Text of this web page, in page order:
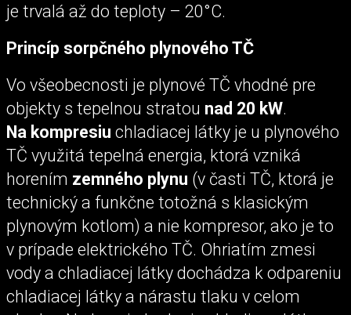
je trvalá až do teploty – 20°C.
Princíp sorpčného plynového TČ
Vo všeobecnosti je plynové TČ vhodné pre
objekty s tepelnou stratou nad 20 kW.
Na kompresiu chladiacej látky je u plynového
TČ využitá tepelná energia, ktorá vzniká
horením zemného plynu (v časti TČ, ktorá je
technický a funkčne totožná s klasickým
plynovým kotlom) a nie kompresor, ako je to
v prípade elektrického TČ. Ohriatím zmesi
vody a chladiacej látky dochádza k odpareniu
chladiacej látky a nárastu tlaku v celom